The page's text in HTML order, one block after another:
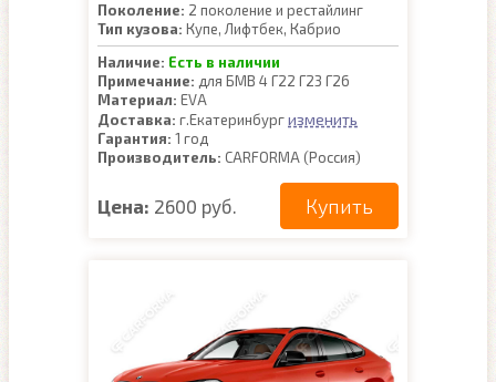
Поколение: 2 поколение и рестайлинг
Тип кузова: Купе, Лифтбек, Кабрио
Наличие: Есть в наличии
Примечание: для БМВ 4 Г22 Г23 Г26
Материал: EVA
Доставка: г.Екатеринбургизменить
Гарантия: 1 год
Производитель: CARFORMA (Россия)
Цена: 2600 руб. Купить